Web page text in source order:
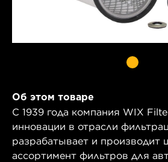
Об этом товаре
С 1939 года компания WIX
инновации в отрасли
разрабатывает и производит
ассортимент фильтров для